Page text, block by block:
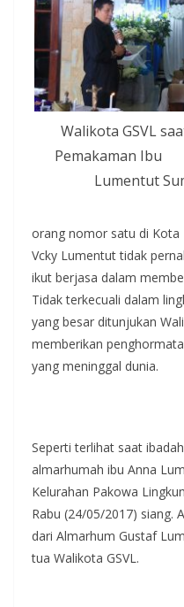
Walikota GSVL
Lumentut
orang nomor satu di Kota
Vcky Lumentut tidak
ikut berjasa dalam
Tidak terkecuali dalam
yang besar ditunjukan
memberikan
yang meninggal dunia.
Seperti terlihat saat
almarhumah ibu Anna
Kelurahan Pakowa
Rabu (24/05/2017) siang.
dari Almarhum Gustaf
tua Walikota GSVL.